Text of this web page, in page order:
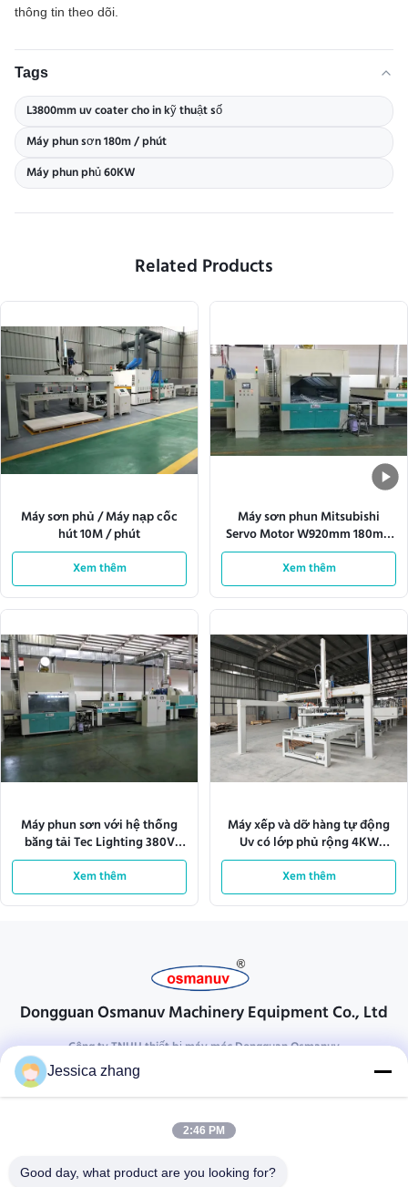
thông tin theo dõi.
Tags
L3800mm uv coater cho in kỹ thuật số
Máy phun sơn 180m / phút
Máy phun phủ 60KW
Related Products
Máy sơn phủ / Máy nạp cốc
hút 10M / phút
Xem thêm
Máy sơn phun Mitsubishi
Servo Motor W920mm 180m /
phút
Xem thêm
Máy phun sơn với hệ thống
băng tải Tec Lighting 380V
28kw
Xem thêm
Máy xếp và dỡ hàng tự động
Uv có lớp phủ rộng 4KW
1600mm
Xem thêm
Dongguan Osmanuv Machinery Equipment Co., Ltd
Công ty TNHH thiết bị máy móc Dongguan Osmanuv
Liên hệ
28 công nghiệp thứ hai, Liu chong wei, Wanjiang, DongGuan,
86-769 -88125248
Jessica zhang
2:46 PM
Good day, what product are you looking for?